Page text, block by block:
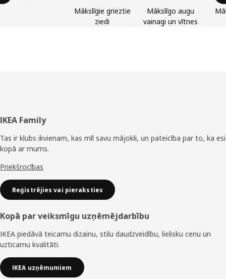
Mākslīgie grieztie
ziedi
Mākslīgo augu
vainagi un vītnes
Kājene
IKEA Family
Tas ir klubs ikvienam, kas mīl savu mājokli, un pateicība par to, ka esi
kopā ar mums.
Priekšrocības
Reģistrējies vai pieraksties
Kopā par veiksmīgu uzņēmējdarbību
IKEA piedāvā teicamu dizainu, stilu daudzveidību, lielisku cenu un
uzticamu kvalitāti.
IKEA uzņēmumiem